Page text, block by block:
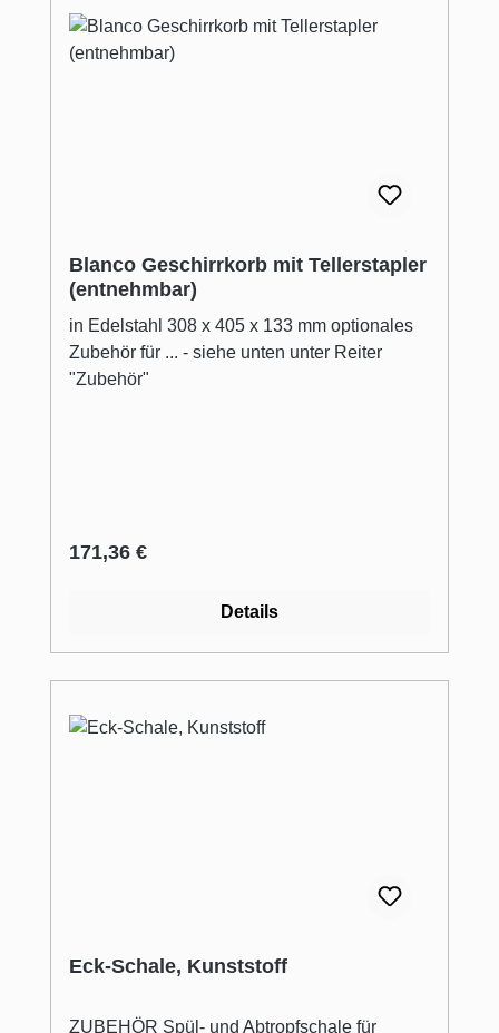
Blanco Geschirrkorb mit Tellerstapler
(entnehmbar)
in Edelstahl 308 x 405 x 133 mm optionales
Zubehör für ... - siehe unten unter Reiter
"Zubehör"
Regulärer Preis:
171,36 €
Details
Eck-Schale, Kunststoff
ZUBEHÖR Spül- und Abtropfschale für